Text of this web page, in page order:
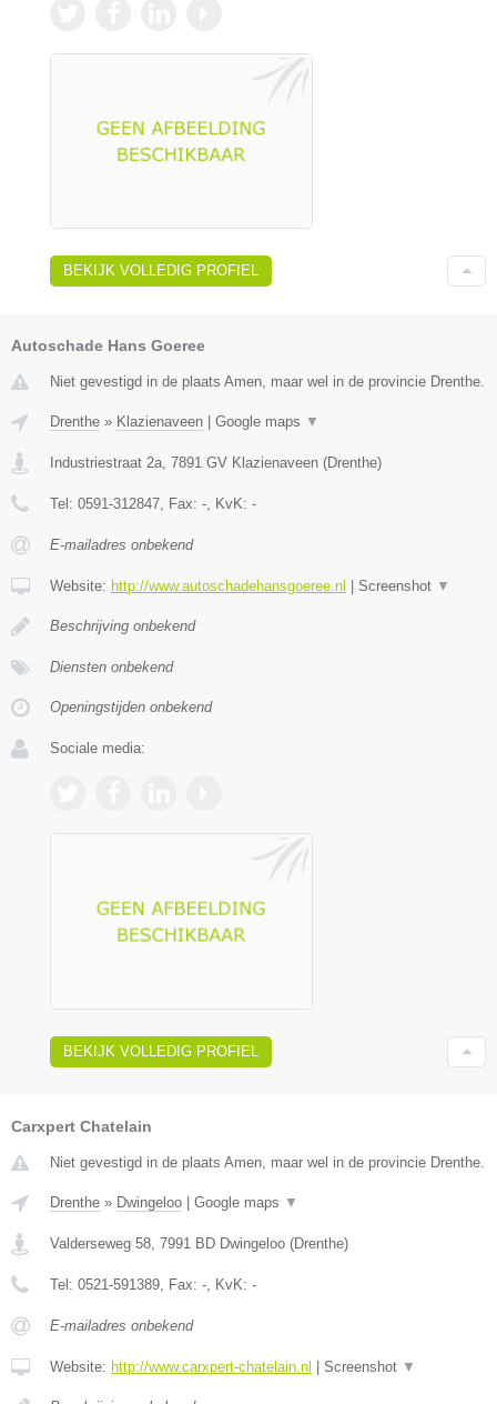
BEKIJK VOLLEDIG PROFIEL
Autoschade Hans Goeree
Niet gevestigd in de plaats Amen, maar wel in de provincie Drenthe.
Drenthe » Klazienaveen Google maps ▼
Industriestraat 2a, 7891 GV Klazienaveen (Drenthe)
Tel: 0591-312847, Fax: -, KvK: -
E-mailadres onbekend
Website: http://www.autoschadehansgoeree.nl Screenshot ▼
Beschrijving onbekend
Diensten onbekend
Openingstijden onbekend
Sociale media:
BEKIJK VOLLEDIG PROFIEL
Carxpert Chatelain
Niet gevestigd in de plaats Amen, maar wel in de provincie Drenthe.
Drenthe » Dwingeloo Google maps ▼
Valderseweg 58 7991 BD Dwingeloo (Drenthe)
Tel: 0521-591389 , Fax: - , KvK: -
E-mailadres onbekend
Website: http://www.carxpert-chatelain.nl Screenshot ▼